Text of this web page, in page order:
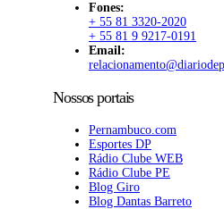
Fones:
+ 55 81 3320-2020
+ 55 81 9 9217-0191
Email:
Nossos portais
Pernambuco.com
Esportes DP
Rádio Clube WEB
Rádio Clube PE
Blog Giro
Blog Dantas Barreto